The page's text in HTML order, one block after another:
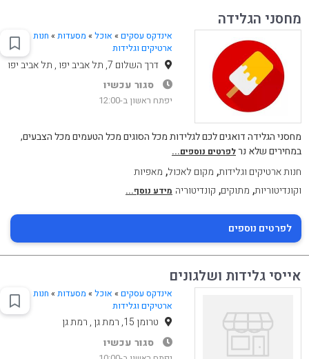
מחסני הגלידה
אינדקס עסקים » אוכל» מסעדות» חנות
ארטיקים וגלידות
דרך השלום 7, תל אביב יפו , תל אביב יפו
סגור עכשיו
יפתח ראשון ב-12:00
מחסני הגלידה דואגים לכם לגלידות מכל הסוגים מכל הטעמים מכל הצבעים,
במחירים שלא נרלפרטים נוספים...
חנות ארטיקים וגלידות, מקום לאכול, מאפיות
וקונדיטוריות, מתוקים, קונדיטוריה מידע נוסף...
לפרטים נוספים
אייסי גלידות ושלגונים
אינדקס עסקים » אוכל» מסעדות» חנות
ארטיקים וגלידות
טרומן 15, רמת גן , רמת גן
סגור עכשיו